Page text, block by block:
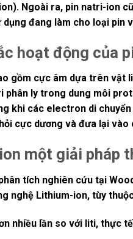
Ngoài ra, pin natri-ion
dụng đang làm cho loại pin
hoạt động của
gồm cực âm dựa trên vật
phân ly trong dung môi
khi các electron di
cực dương và đưa lại
một giải pháp
tích nghiên cứu tại
nghệ Lithium-ion, tùy
nhiều lần so với liti, thực